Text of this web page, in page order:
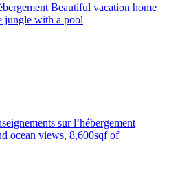
Beautiful vacation home
jungle with a pool
sur l’hébergement
ocean views, 8,600sqf of